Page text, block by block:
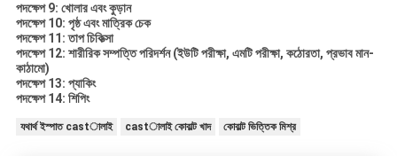
পদক্ষেপ 9: খোলার এবং কুড়ান
পদক্ষেপ 10: পৃষ্ঠ এবং মাত্রিক চেক
পদক্ষেপ 11: তাপ চিকিত্সা
পদক্ষেপ 12: শারীরিক সম্পত্তি পরিদর্শন (ইউটি পরীক্ষা, এমটি পরীক্ষা, কঠোরতা, প্রভাব মান-
কাঠামো)
পদক্ষেপ 13: প্যাকিং
পদক্ষেপ 14: শিপিং
যথার্থ ইস্পাত castালাই castালাই কোবাল্ট খাদ কোবাল্ট ভিত্তিক মিশ্র